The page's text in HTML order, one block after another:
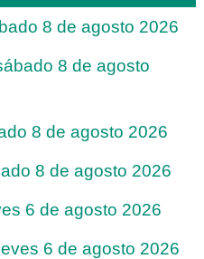
8 de agosto 2026
8 de agosto
8 de agosto 2026
8 de agosto 2026
6 de agosto 2026
6 de agosto 2026